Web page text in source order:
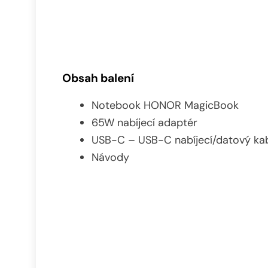
Obsah balení
Notebook HONOR MagicBook
65W nabíjecí adaptér
USB-C – USB-C nabíjecí/datový
Návody